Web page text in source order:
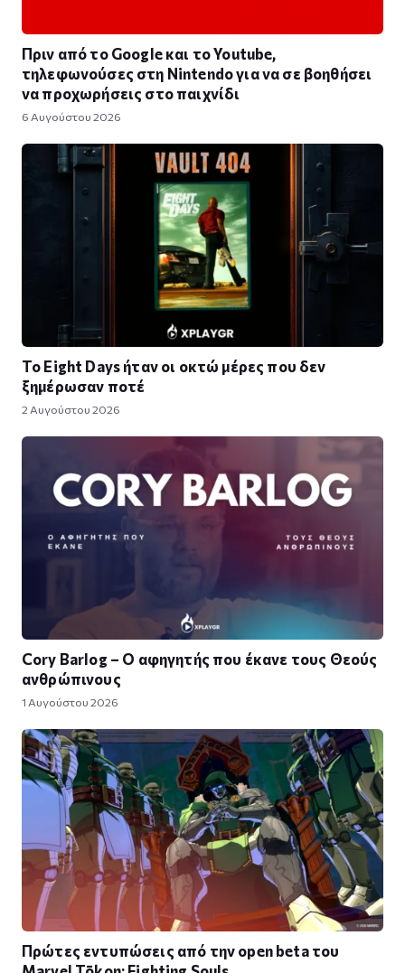
Πριν από το Google και το Youtube,
τηλεφωνούσες στη Nintendo για να σε βοηθήσει
να προχωρήσεις στο παιχνίδι
6 Αυγούστου 2026
Το Eight Days ήταν οι οκτώ μέρες που δεν
ξημέρωσαν ποτέ
2 Αυγούστου 2026
Cory Barlog – Ο αφηγητής που έκανε τους Θεούς
ανθρώπινους
1 Αυγούστου 2026
Πρώτες εντυπώσεις από την open beta του